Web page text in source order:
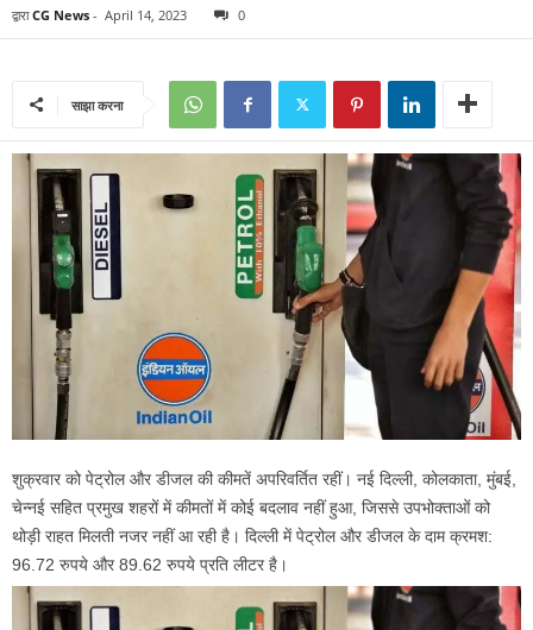
द्वारा CG News - April 14, 2023 0
साझा करना
शुक्रवार को पेट्रोल और डीजल की कीमतें अपरिवर्तित रहीं। नई दिल्ली, कोलकाता, मुंबई,
चेन्नई सहित प्रमुख शहरों में कीमतों में कोई बदलाव नहीं हुआ, जिससे उपभोक्ताओं को
थोड़ी राहत मिलती नजर नहीं आ रही है। दिल्ली में पेट्रोल और डीजल के दाम क्रमश:
96.72 रुपये और 89.62 रुपये प्रति लीटर है।